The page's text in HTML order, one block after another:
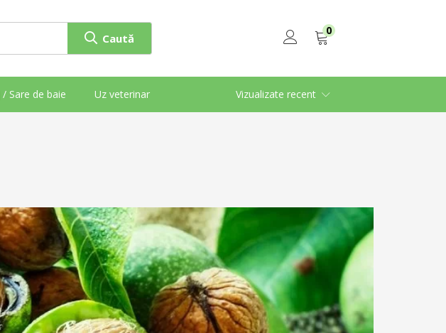
Caută
0
Sare de baie Uz veterinar Vizualizate recent